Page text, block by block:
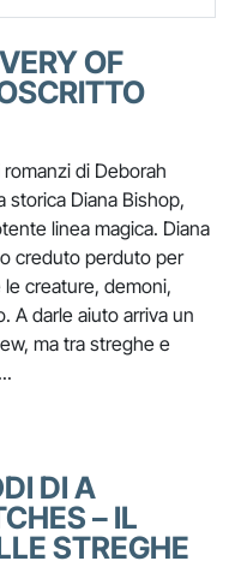
OF
di Deborah
storica Diana Bishop,
linea magica. Diana
creduto perduto per
creature, demoni,
A darle aiuto arriva un
ma tra streghe e
DI A
– IL
STREGHE